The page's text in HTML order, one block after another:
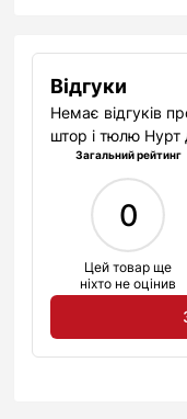
Відгуки
Немає відгуків
штор і тюлю
Загальний рейтинг
0
Цей товар ще
ніхто не оцінив